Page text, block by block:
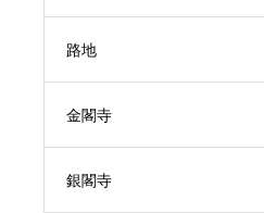
路地
金閣寺
銀閣寺